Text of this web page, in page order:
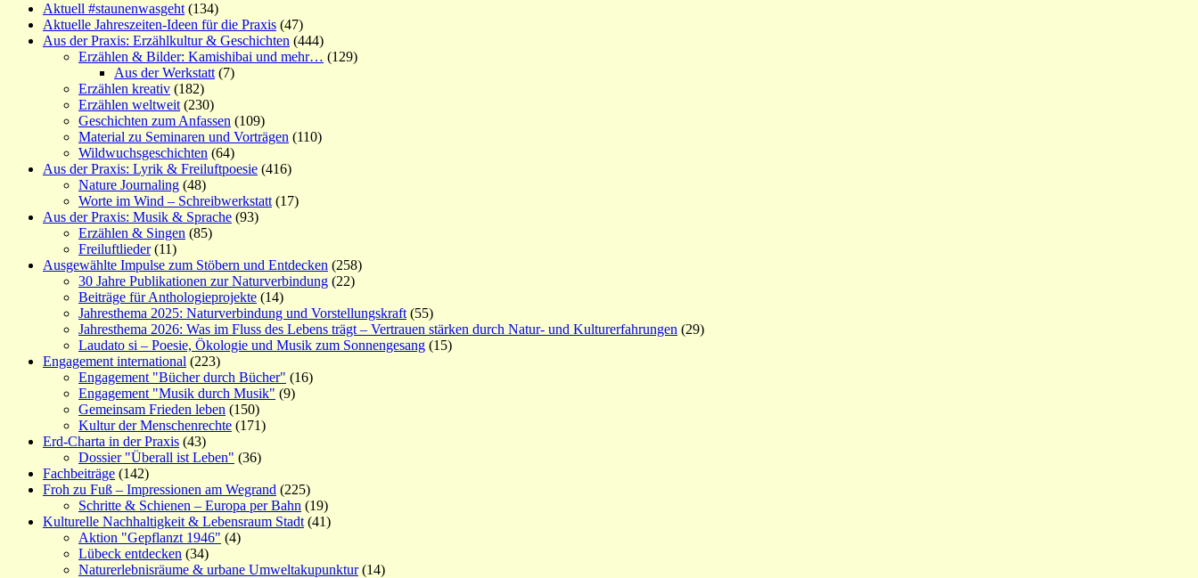
Aktuell #staunenwasgeht (134)
Aktuelle Jahreszeiten-Ideen für die Praxis (47)
Aus der Praxis: Erzählkultur & Geschichten (444)
Erzählen & Bilder: Kamishibai und mehr… (129)
Aus der Werkstatt (7)
Erzählen kreativ (182)
Erzählen weltweit (230)
Geschichten zum Anfassen (109)
Material zu Seminaren und Vorträgen (110)
Wildwuchsgeschichten (64)
Aus der Praxis: Lyrik & Freiluftpoesie (416)
Nature Journaling (48)
Worte im Wind – Schreibwerkstatt (17)
Aus der Praxis: Musik & Sprache (93)
Erzählen & Singen (85)
Freiluftlieder(11)
Ausgewählte Impulse zum Stöbern und Entdecken (258)
30 Jahre Publikationen zur Naturverbindung (22)
Beiträge für Anthologieprojekte (14)
Jahresthema 2025: Naturverbindung und Vorstellungskraft (55)
Jahresthema 2026: Was im Fluss des Lebens trägt – Vertrauen stärken durch Natur- und Kulturerfahrungen (29)
Laudato si – Poesie, Ökologie und Musik zum Sonnengesang (15)
Engagement international (223)
Engagement "Bücher durch Bücher" (16)
Engagement "Musik durch Musik" (9)
Gemeinsam Frieden leben (150)
Kultur der Menschenrechte (171)
Erd-Charta in der Praxis (43)
Dossier "Überall ist Leben" (36)
Fachbeiträge (142)
Froh zu Fuß – Impressionen am Wegrand (225)
Schritte & Schienen – Europa per Bahn (19)
Kulturelle Nachhaltigkeit & Lebensraum Stadt (41)
Aktion "Gepflanzt 1946" (4)
Lübeck entdecken (34)
Naturerlebnisräume & urbane Umweltakupunktur(14)